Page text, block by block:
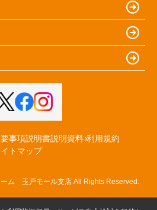
事項説明書説明資料 利用規約
トマップ
ム 玉戸モール支店 All Rights Reserved.